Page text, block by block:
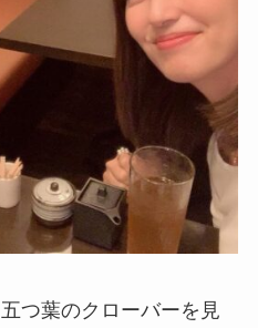
つ葉のクローバーを見